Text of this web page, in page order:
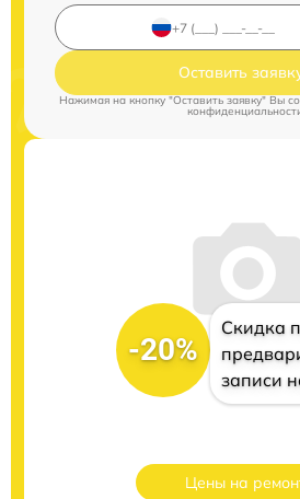
Оставить
Нажимая на кнопку "Оставить заявку" Вы
-20%
Скидка
записи
Цены на